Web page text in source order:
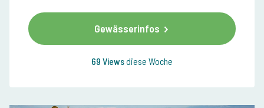
Gewässerinfos
69 Viewsdiese Woche